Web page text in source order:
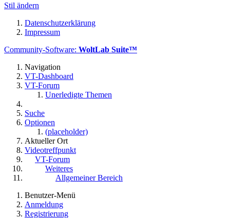
Stil ändern
Datenschutzerklärung
Impressum
Community-Software: WoltLab Suite™
Navigation
VT-Dashboard
VT-Forum
Unerledigte Themen
Suche
Optionen
(placeholder)
Aktueller Ort
Videotreffpunkt
VT-Forum
Weiteres
Allgemeiner Bereich
Benutzer-Menü
Anmeldung
Registrierung